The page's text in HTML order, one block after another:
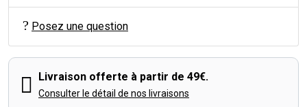
Posez une question
Livraison offerte à partir de 49€.
Consulter le détail de nos livraisons